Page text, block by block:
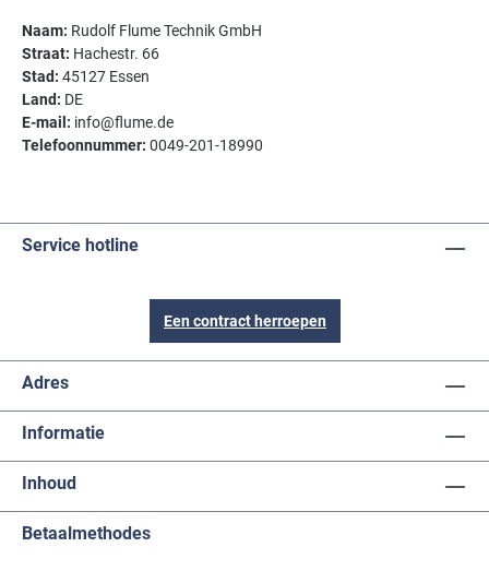
Naam: Rudolf Flume Technik GmbH
Straat: Hachestr. 66
Stad: 45127 Essen
Land: DE
E-mail: info@flume.de
Telefoonnummer: 0049-201-18990
Service hotline
Een contract herroepen
Adres
Informatie
Inhoud
Betaalmethodes